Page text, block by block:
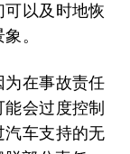
以及时地恢
。
在事故责任
会过度控制
车支持的无